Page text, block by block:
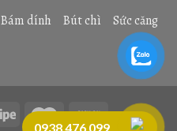
Bám dính Bút chì
Sức căng
0938 476 099